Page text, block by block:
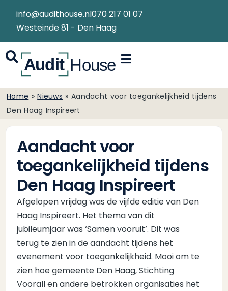
info@audithouse.nl070 217 01 07
Westeinde 81 - Den Haag
Home »Nieuws » Aandacht voor toegankelijkheid tijdens
Den Haag Inspireert
Aandacht voor
toegankelijkheid tijdens
Den Haag Inspireert
Afgelopen vrijdag was de vijfde editie van Den
Haag Inspireert. Het thema van dit
jubileumjaar was ‘Samen vooruit’. Dit was
terug te zien in de aandacht tijdens het
evenement voor toegankelijkheid. Mooi om te
zien hoe gemeente Den Haag, Stichting
Voorall en andere betrokken organisaties het